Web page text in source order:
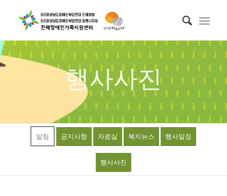
행사사진
알림 공지사항 자료실 복지뉴스 행사일정
행사사진